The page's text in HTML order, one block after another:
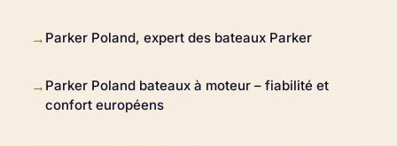
→ Parker Poland, expert des bateaux Parker
→ Parker Poland bateaux à moteur – fiabilité et
confort européens